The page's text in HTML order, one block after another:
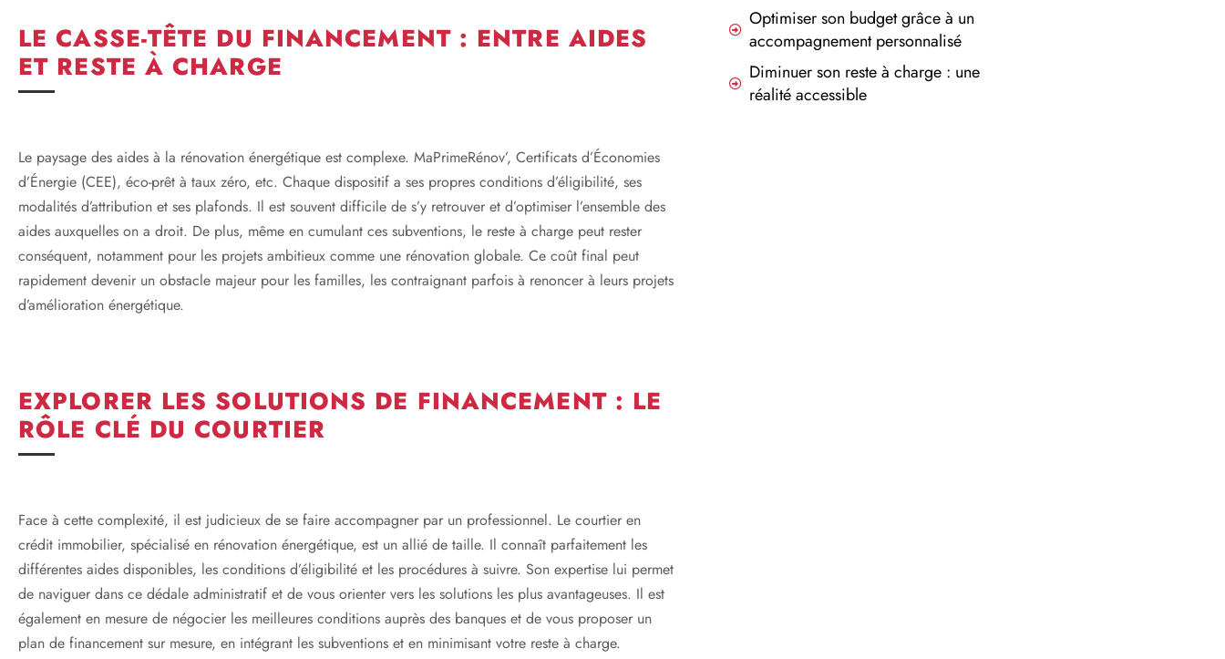
LE CASSE-TÊTE DU FINANCEMENT : ENTRE AIDES
ET RESTE À CHARGE
Le paysage des aides à la rénovation énergétique est complexe. MaPrimeRénov’, Certificats d’Économies
d’Énergie (CEE), éco-prêt à taux zéro, etc. Chaque dispositif a ses propres conditions d’éligibilité, ses
modalités d’attribution et ses plafonds. Il est souvent difficile de s’y retrouver et d’optimiser l’ensemble des
aides auxquelles on a droit. De plus, même en cumulant ces subventions, le reste à charge peut rester
conséquent, notamment pour les projets ambitieux comme une rénovation globale. Ce coût final peut
rapidement devenir un obstacle majeur pour les familles, les contraignant parfois à renoncer à leurs projets
d’amélioration énergétique.
EXPLORER LES SOLUTIONS DE FINANCEMENT : LE
RÔLE CLÉ DU COURTIER
Face à cette complexité, il est judicieux de se faire accompagner par un professionnel. Le courtier en
crédit immobilier, spécialisé en rénovation énergétique, est un allié de taille. Il connaît parfaitement les
différentes aides disponibles, les conditions d’éligibilité et les procédures à suivre. Son expertise lui permet
de naviguer dans ce dédale administratif et de vous orienter vers les solutions les plus avantageuses. Il est
également en mesure de négocier les meilleures conditions auprès des banques et de vous proposer un
plan de financement sur mesure, en intégrant les subventions et en minimisant votre reste à charge.
Optimiser son budget grâce à un
accompagnement personnalisé
Diminuer son reste à charge : une
réalité accessible